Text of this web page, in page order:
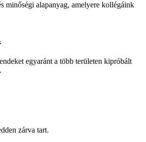
minőségi alapanyag, amelyere kollégáink
egyaránt a több területen kipróbált
zárva tart.